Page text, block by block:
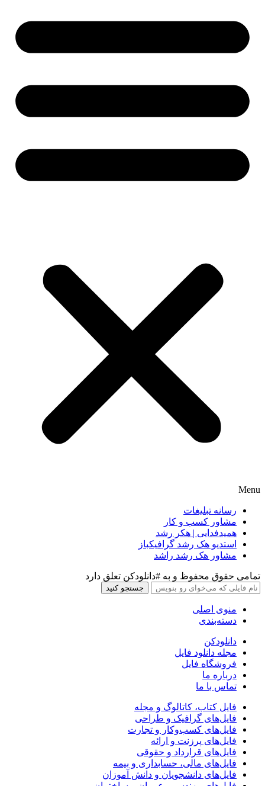
Menu
رسانه تبلیغات
مشاور کسب و کار
همیدفدایی | هکر رشد
استدیو هک رشد گرافیکباز
مشاور هک رشد راشد
تمامی حقوق محفوظ و به #دانلودکن تعلق دارد
جستجو کنید
منوی اصلی
دسته‌بندی
دانلودکن
مجله دانلود فایل
فروشگاه فایل
درباره ما
تماس با ما
فایل کتاب، کاتالوگ و مجله
فایل‌های گرافیک و طراحی
فایل‌های کسب‌وکار و تجارت
فایل‌های پرزنت و ارائه
فایل‌های قرارداد و حقوقی
فایل‌های مالی، حسابداری و بیمه
فایل‌های دانشجویان و دانش آموزان